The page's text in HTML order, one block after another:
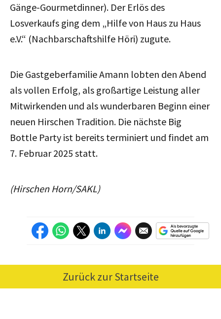
Gänge-Gourmetdinner). Der Erlös des
Losverkaufs ging dem „Hilfe von Haus zu Haus
e.V.“ (Nachbarschaftshilfe Höri) zugute.
Die Gastgeberfamilie Amann lobten den Abend
als vollen Erfolg, als großartige Leistung aller
Mitwirkenden und als wunderbaren Beginn einer
neuen Hirschen Tradition. Die nächste Big
Bottle Party ist bereits terminiert und findet am
7. Februar 2025 statt.
(Hirschen Horn/SAKL)
Zurück zur Startseite